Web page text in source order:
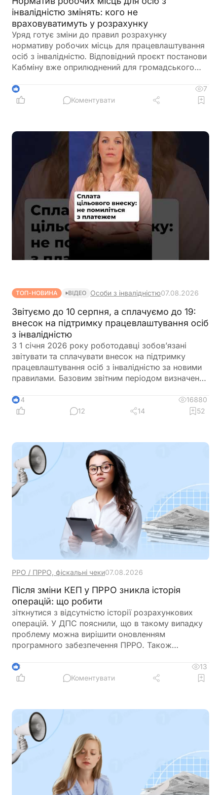
інвалідністю змінять: кого не
враховуватимуть у розрахунку
Уряд готує зміни до правил розрахунку
нормативу робочих місць для працевлаштування
осіб з інвалідністю. Відповідний проєкт постанови
Кабміну вже оприлюднений для громадського
окремі штатні одиниці під час визначення
середньооблікової чисельності працівників.
активних бойових дій
1
7
Коментувати
ТОП-НОВИНА ВІДЕО Особи з інвалідністю07.08.2026
Звітуємо до 10 серпня, а сплачуємо до 19:
внесок на підтримку працевлаштування осіб
з інвалідністю
З 1 січня 2026 року роботодавці зобов’язані
звітувати та сплачувати внесок на підтримку
працевлаштування осіб з інвалідністю за новими
правилами. Базовим звітним періодом визначено
податкового органу протягом 40 календарних
днів після закінчення кварталу, а сплата внеску
14
16880
12
14 52
РРО / ПРРО, фіскальні чеки07.08.2026
Після зміни КЕП у ПРРО зникла історія
операцій: що робити
зіткнутися з відсутністю історії розрахункових
операцій. У ДПС пояснили, що в такому випадку
проблему можна вирішити оновленням
програмного забезпечення ПРРО. Також
повідомлення за формою J/F1391802 із даними
нового сертифіката відкритого ключа
3
13
Коментувати